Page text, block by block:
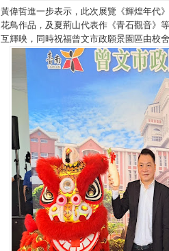
黃偉哲進一步表示，此次展覽《輝煌年代
花鳥作品，及夏荊山代表作《青石觀音》
互輝映，同時祝福曾文市政願景園區由校